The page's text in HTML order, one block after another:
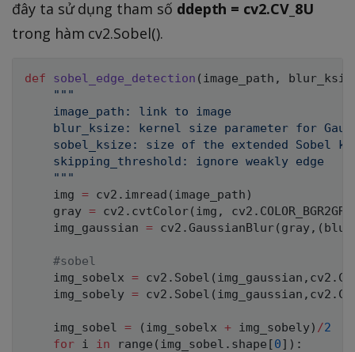
đây ta sử dụng tham số ddepth = cv2.CV_8U
trong hàm cv2.Sobel().
def sobel_edge_detection ( image_path ,
"""
    image_path: link to image
blur_ksize: kernel size parameter for
sobel_ksize: size of the extended Sobel
    skipping_threshold: ignore weakly edge
    """
    img
= cv2 . imread ( image_path )
    gray
= cv2 . cvtColor( img , cv2 .
    img_gaussian
= cv2 .GaussianBlur( gray, (
#sobel
    img_sobelx
= cv2 . Sobel ( img_gaussian , cv2 .
    img_sobely
= cv2 . Sobel ( img_gaussian , cv2 .
    img_sobel
= ( img_sobelx + img_sobely) /2
for i in range ( img_sobel . shape [0] ) :